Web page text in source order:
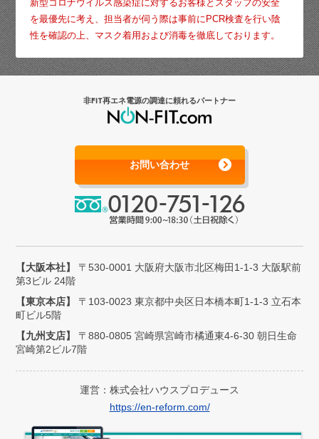
新型コロナウイルス感染症に対するお客様とスタッフの安全
を最優先に考え、担当者が伺う際は事前にPCR検査を行い陰
性を確認の上、マスク着用および消毒を徹底しております。
非FIT再エネ電源の調達に頼れるパートナー
お問い合わせ
【大阪本社】
〒530-0001 大阪府大阪市北区梅田1-1-3 大阪駅前
第3ビル 24階
【東京本店】
〒103-0023 東京都中央区日本橋本町1-1-3 立石本
町ビル5階
【九州支店】
〒880-0805 宮崎県宮崎市橘通東4-6-30 朝日生命
宮崎第2ビル7階
運営：株式会社ハウスプロデュース
https://en-reform.com/